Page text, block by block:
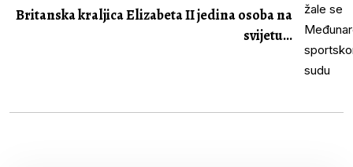
Britanska kraljica Elizabeta II jedina osoba na
svijetu...